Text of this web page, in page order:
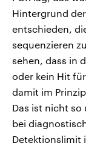
Hintergrund
entschieden,
sequenzieren
sehen, dass in
oder kein Hit
damit im
Das ist nicht
bei
Detektionslimit